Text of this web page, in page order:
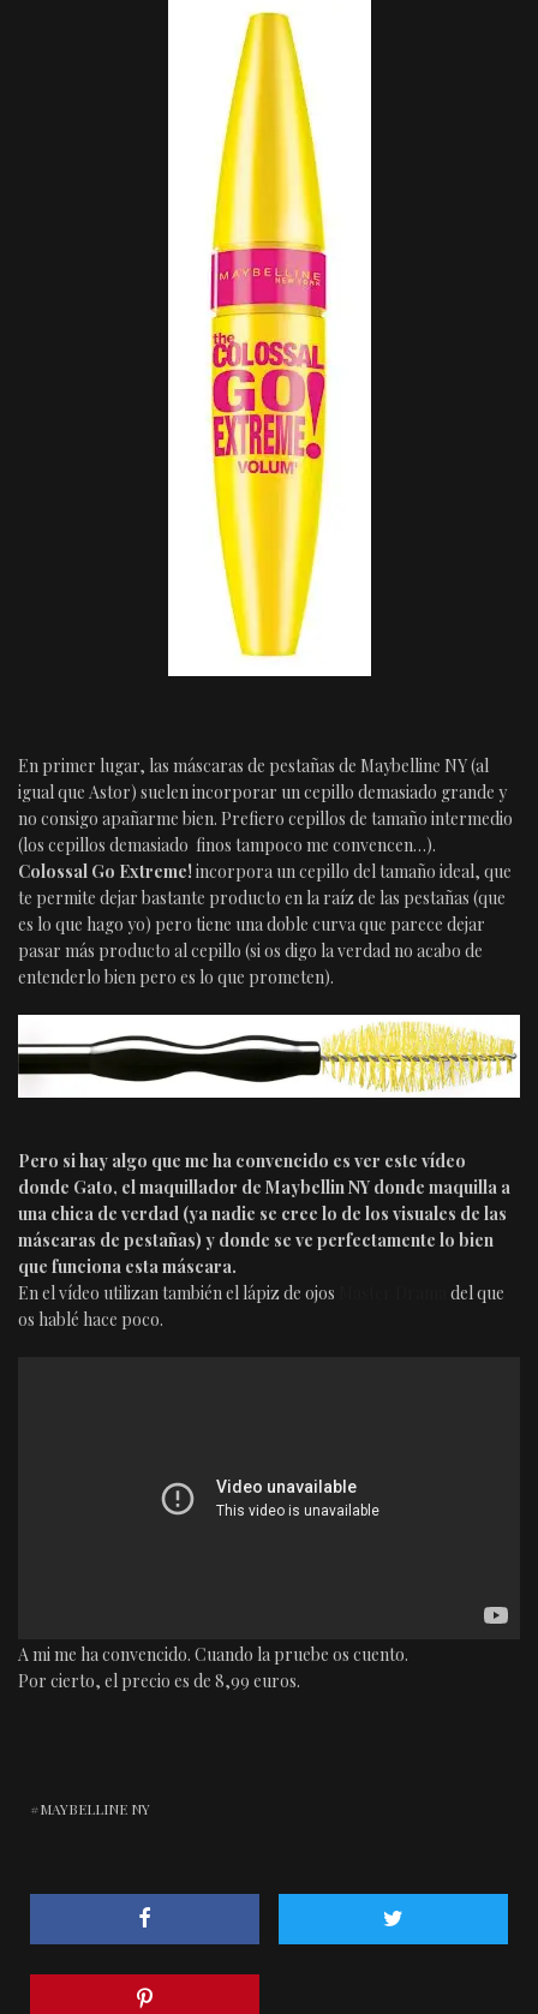
En primer lugar, las máscaras de pestañas de Maybelline NY (al
igual que Astor) suelen incorporar un cepillo demasiado grande y
no consigo apañarme bien. Prefiero cepillos de tamaño intermedio
(los cepillos demasiado finos tampoco me convencen…).
Colossal Go Extreme! incorpora un cepillo del tamaño ideal, que
te permite dejar bastante producto en la raíz de las pestañas (que
es lo que hago yo) pero tiene una doble curva que parece dejar
pasar más producto al cepillo (si os digo la verdad no acabo de
entenderlo bien pero es lo que prometen).
Pero si hay algo que me ha convencido es ver este vídeo
donde Gato, el maquillador de Maybellin NY donde maquilla a
una chica de verdad (ya nadie se cree lo de los visuales de las
máscaras de pestañas) y donde se ve perfectamente lo bien
que funciona esta máscara.
En el vídeo utilizan también el lápiz de ojos
del que
os hablé hace poco.
A mi me ha convencido. Cuando la pruebe os cuento.
Por cierto, el precio es de 8,99 euros.
MAYBELLINE NY